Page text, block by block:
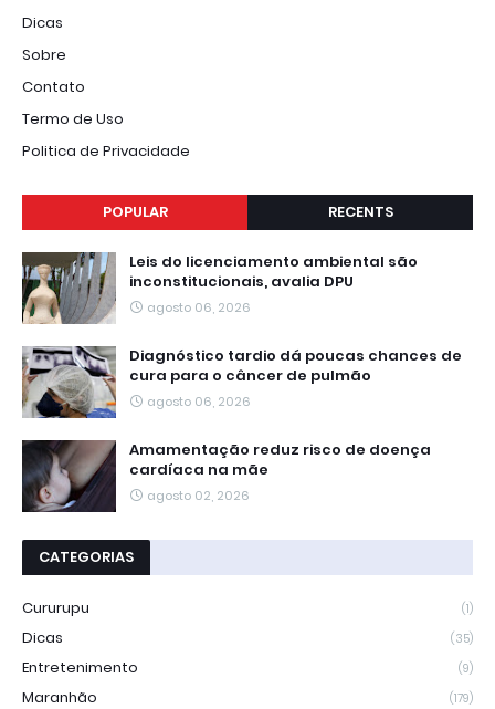
Dicas
Sobre
Contato
Termo de Uso
Politica de Privacidade
POPULAR RECENTS
Leis do licenciamento ambiental são
inconstitucionais, avalia DPU
agosto 06, 2026
Diagnóstico tardio dá poucas chances de
cura para o câncer de pulmão
agosto 06, 2026
Amamentação reduz risco de doença
cardíaca na mãe
agosto 02, 2026
CATEGORIAS
Cururupu (1)
Dicas (35)
Entretenimento (9)
Maranhão (179)